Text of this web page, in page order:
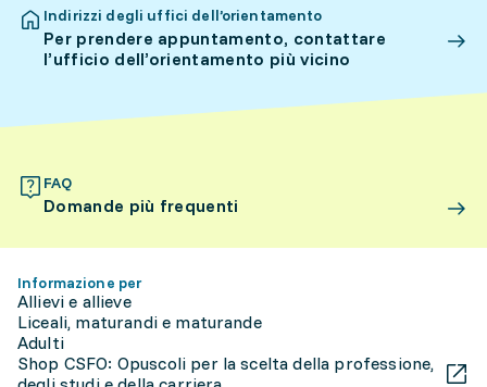
Indirizzi degli uffici dell’orientamento
Per prendere appuntamento, contattare
l’ufficio dell’orientamento più vicino
FAQ
Domande più frequenti
Informazione per
Allievi e allieve
Liceali, maturandi e maturande
Adulti
Shop CSFO: Opuscoli per la scelta della professione,